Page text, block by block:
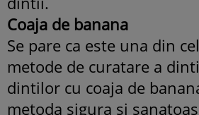
Coaja de banana
Se pare ca este una din
metode de curatare a
dintilor cu coaja de
metoda sigura si